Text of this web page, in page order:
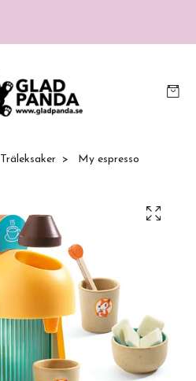
Träleksaker My espresso